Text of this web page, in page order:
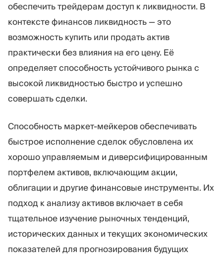
обеспечить трейдерам доступ к ликвидности. В
контексте финансов ликвидность — это
возможность купить или продать актив
практически без влияния на его цену. Её
определяет способность устойчивого рынка с
высокой ликвидностью быстро и успешно
совершать сделки.
Способность маркет-мейкеров обеспечивать
быстрое исполнение сделок обусловлена их
хорошо управляемым и диверсифицированным
портфелем активов, включающим акции,
облигации и другие финансовые инструменты. Их
подход к анализу активов включает в себя
тщательное изучение рыночных тенденций,
исторических данных и текущих экономических
показателей для прогнозирования будущих